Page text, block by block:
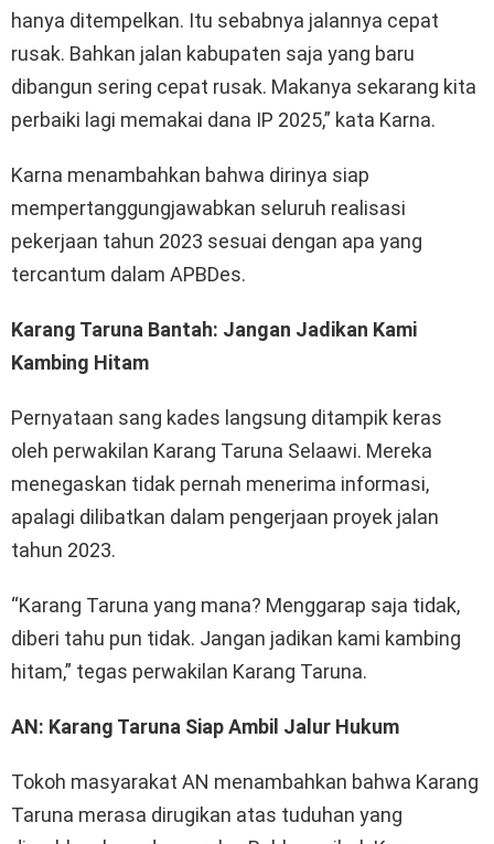
hanya ditempelkan. Itu sebabnya jalannya cepat
rusak. Bahkan jalan kabupaten saja yang baru
dibangun sering cepat rusak. Makanya sekarang kita
perbaiki lagi memakai dana IP 2025,” kata Karna.
Karna menambahkan bahwa dirinya siap
mempertanggungjawabkan seluruh realisasi
pekerjaan tahun 2023 sesuai dengan apa yang
tercantum dalam APBDes.
Karang Taruna Bantah: Jangan Jadikan Kami
Kambing Hitam
Pernyataan sang kades langsung ditampik keras
oleh perwakilan Karang Taruna Selaawi. Mereka
menegaskan tidak pernah menerima informasi,
apalagi dilibatkan dalam pengerjaan proyek jalan
tahun 2023.
“Karang Taruna yang mana? Menggarap saja tidak,
diberi tahu pun tidak. Jangan jadikan kami kambing
hitam,” tegas perwakilan Karang Taruna.
AN: Karang Taruna Siap Ambil Jalur Hukum
Tokoh masyarakat AN menambahkan bahwa Karang
Taruna merasa dirugikan atas tuduhan yang